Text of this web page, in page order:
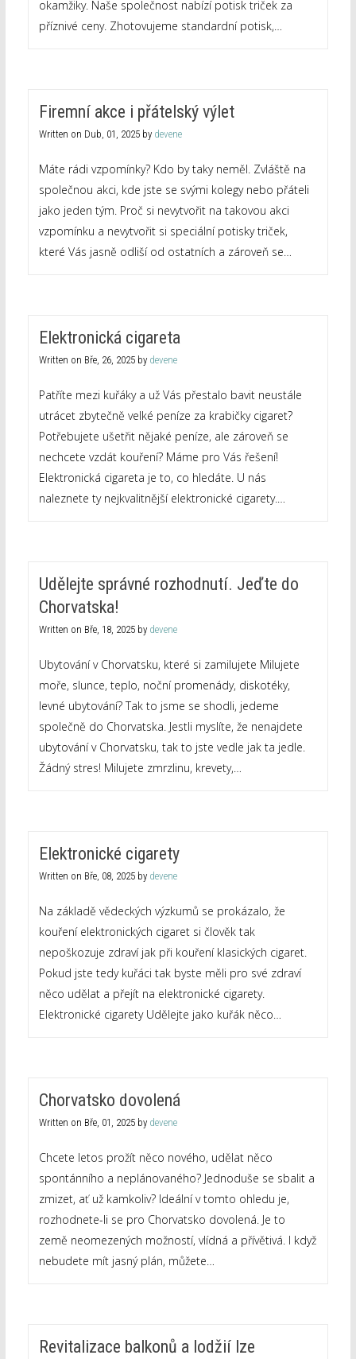
okamžiky. Naše společnost nabízí potisk triček za
příznivé ceny. Zhotovujeme standardní potisk,…
Firemní akce i přátelský výlet
Written on Dub, 01, 2025 by devene
Máte rádi vzpomínky? Kdo by taky neměl. Zvláště na
společnou akci, kde jste se svými kolegy nebo přáteli
jako jeden tým. Proč si nevytvořit na takovou akci
vzpomínku a nevytvořit si speciální potisky triček,
které Vás jasně odliší od ostatních a zároveň se…
Elektronická cigareta
Written on Bře, 26, 2025 by devene
Patříte mezi kuřáky a už Vás přestalo bavit neustále
utrácet zbytečně velké peníze za krabičky cigaret?
Potřebujete ušetřit nějaké peníze, ale zároveň se
nechcete vzdát kouření? Máme pro Vás řešení!
Elektronická cigareta je to, co hledáte. U nás
naleznete ty nejkvalitnější elektronické cigarety.…
Udělejte správné rozhodnutí. Jeďte do
Chorvatska!
Written on Bře, 18, 2025 by devene
Ubytování v Chorvatsku, které si zamilujete Milujete
moře, slunce, teplo, noční promenády, diskotéky,
levné ubytování? Tak to jsme se shodli, jedeme
společně do Chorvatska. Jestli myslíte, že nenajdete
ubytování v Chorvatsku, tak to jste vedle jak ta jedle.
Žádný stres! Milujete zmrzlinu, krevety,…
Elektronické cigarety
Written on Bře, 08, 2025 by devene
Na základě vědeckých výzkumů se prokázalo, že
kouření elektronických cigaret si člověk tak
nepoškozuje zdraví jak při kouření klasických cigaret.
Pokud jste tedy kuřáci tak byste měli pro své zdraví
něco udělat a přejít na elektronické cigarety.
Elektronické cigarety Udělejte jako kuřák něco…
Chorvatsko dovolená
Written on Bře, 01, 2025 by devene
Chcete letos prožít něco nového, udělat něco
spontánního a neplánovaného? Jednoduše se sbalit a
zmizet, ať už kamkoliv? Ideální v tomto ohledu je,
rozhodnete-li se pro Chorvatsko dovolená. Je to
země neomezených možností, vlídná a přívětivá. I když
nebudete mít jasný plán, můžete…
Revitalizace balkonů a lodžií lze